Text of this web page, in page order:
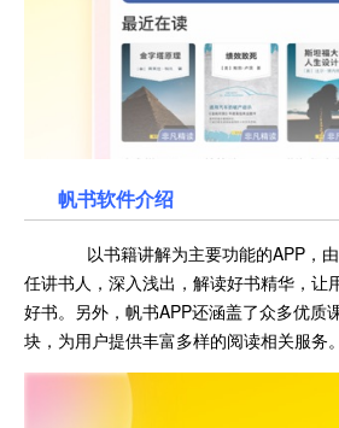
帆书软件介绍
以书籍讲解为主要功能的APP，
任讲书人，深入浅出，解读好书精华，让
好书。另外，帆书APP还涵盖了众多优质
块，为用户提供丰富多样的阅读相关服务。